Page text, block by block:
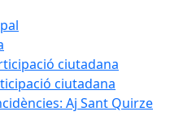
ciutadana
ciutadana
Aj Sant Quirze